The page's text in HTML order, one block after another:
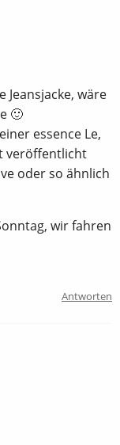
Jeansjacke, wäre
🙂
essence Le,
veröffentlicht
oder so ähnlich
wir fahren
Antworten